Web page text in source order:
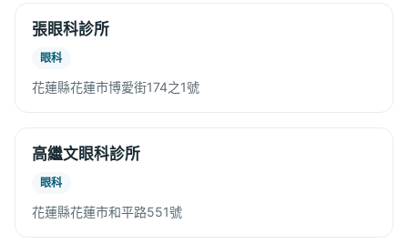
張眼科診所
眼科
花蓮縣花蓮市博愛街174之1號
高繼文眼科診所
眼科
花蓮縣花蓮市和平路551號